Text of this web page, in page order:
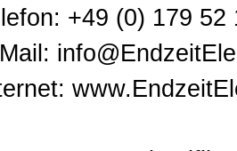
+49 (0) 179 52